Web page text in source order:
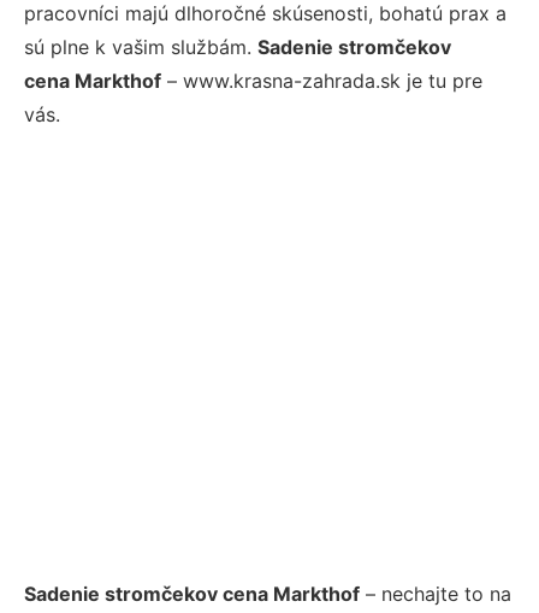
pracovníci majú dlhoročné skúsenosti, bohatú prax a
sú plne k vašim službám. Sadenie stromčekov
cena Markthof – www.krasna-zahrada.sk je tu pre
vás.
Sadenie stromčekov cena Markthof – nechajte to na